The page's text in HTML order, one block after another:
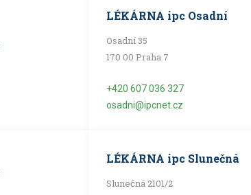
LÉKÁRNA ipc Osadní
Osadní 35
170 00 Praha 7
+420 607 036 327
osadni@ipcnet.cz
LÉKÁRNA ipc Slunečná
Slunečná 2101/2